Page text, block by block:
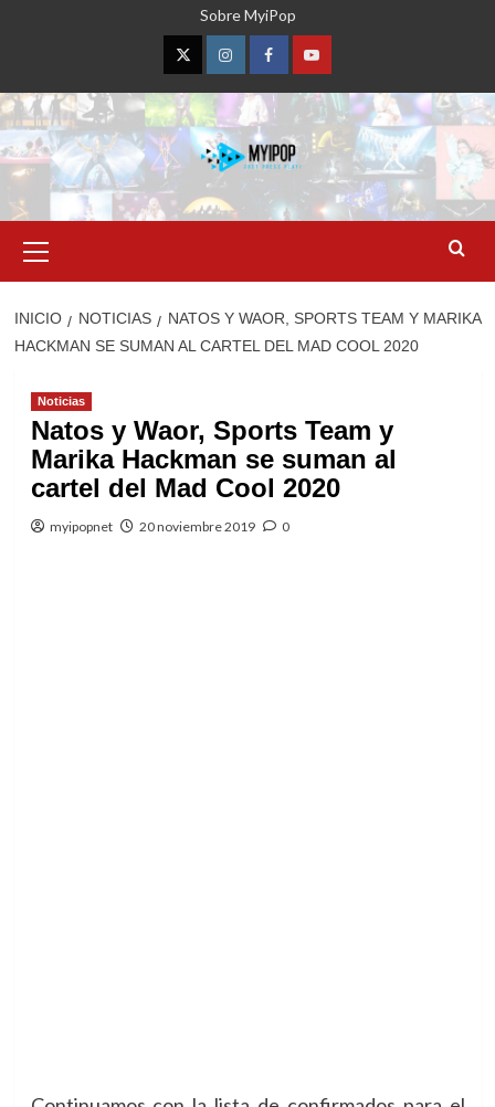
Sobre MyiPop
TwitterInstagramFacebookYouTube
primario
INICIO NOTICIAS
NATOS Y WAOR, SPORTS TEAM Y MARIKA
HACKMAN SE SUMAN AL CARTEL DEL MAD COOL 2020
Noticias
Natos y Waor, Sports Team y
Marika Hackman se suman al
cartel del Mad Cool 2020
myipopnet 20 noviembre 2019 0